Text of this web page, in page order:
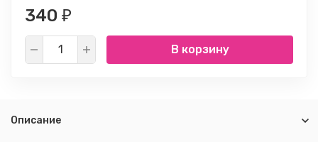
340 ₽
В корзину
Описание